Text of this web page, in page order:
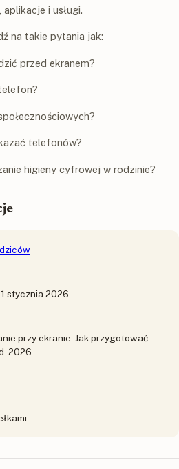
i usługi.
na takie pytania jak:
przed ekranem?
telefonów?
higieny cyfrowej w rodzinie?
1 stycznia 2026
przy ekranie. Jak przygotować
2026